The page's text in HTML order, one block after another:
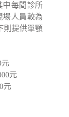
中每間診所
場人員較為
則提供單顎
元
元
元